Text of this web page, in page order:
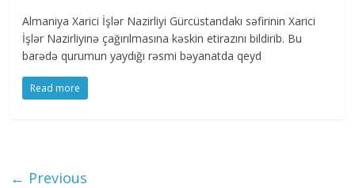
Almaniya Xarici İşlər Nazirliyi Gürcüstandakı səfirinin Xarici
İşlər Nazirliyinə çağırılmasına kəskin etirazını bildirib. Bu
barədə qurumun yaydığı rəsmi bəyanatda qeyd
Read more
← Previous